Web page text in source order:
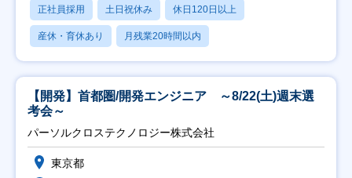
正社員採用 土日祝休み 休日120日以上
産休・育休あり 月残業20時間以内
【開発】首都圏/開発エンジニア ～8/22(土)週末選
考会～
パーソルクロステクノロジー株式会社
東京都